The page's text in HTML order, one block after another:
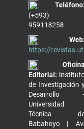
Teléfono:
(+593)
959118258
Web:
https://
Oficina
Editorial:
de Investigación
Desarrollo
Universidad
Técnica
Babahoyo | Av.